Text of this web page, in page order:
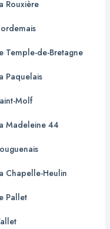
Rouxière
Temple-de-Bretagne
Paquelais
Molf
Madeleine 44
Chapelle-Heulin
Pallet